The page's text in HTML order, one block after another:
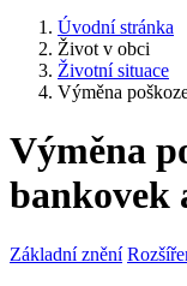
Úvodní stránka
Život v obci
Životní situace
Výměna
Výměna
bankovek
Základní znění